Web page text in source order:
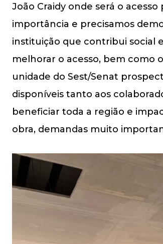
João Craidy onde será o
importância e precisamos
instituição que contribui social
melhorar o acesso, bem como
unidade do Sest/Senat
disponíveis tanto aos
beneficiar toda a região e
obra, demandas muito